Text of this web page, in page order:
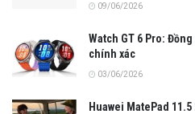
09/06/2026
Watch GT 6 Pro:
chính xác
03/06/2026
Huawei MatePad